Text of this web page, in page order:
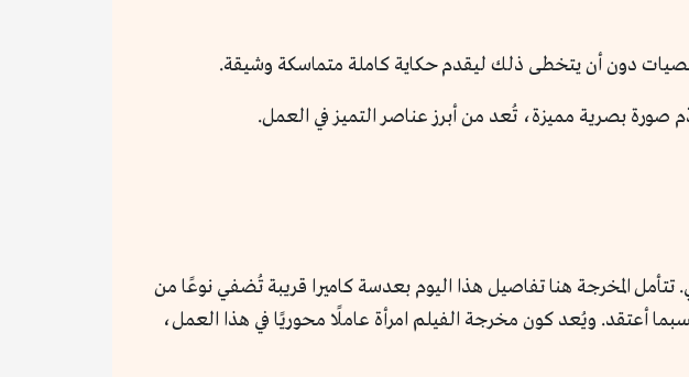
دون أن يتخطى ذلك ليقدم حكاية كاملة متماسكة وشيقة.
بصرية مميزة، تُعد من أبرز عناصر التميز في العمل.
المخرجة هنا تفاصيل هذا اليوم بعدسة كاميرا قريبة تُضفي نوعًا من
أعتقد. ويُعد كون مخرجة الفيلم امرأة عاملًا محوريًا في هذا العمل،